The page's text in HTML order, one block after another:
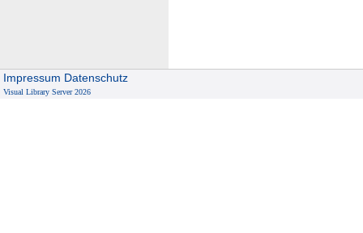
Impressum Datenschutz
Visual Library Server 2026